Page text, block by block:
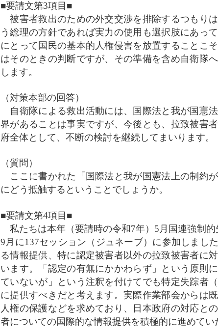
■要請文第3項目■
被害者救出のための外交交渉を排除するつもり
う総理の方針であれば実力の使用も選択肢にあっ
にとって国民の基本的人権侵害を放置することこ
はそのときの判断ですが、その準備を含め自衛隊
します。
（対策本部の回答）
自衛隊による救出活動には、国際法と我が国憲
界があることは事実ですが、今後とも、拉致被害
府全体として、不断の検討を継続してまいります。
（質問）
ここに書かれた「国際法と我が国憲法上の制約
にどう抵触するということでしょうか。
■要請文第4項目■
私たちは本年（要請時の令和7年）5月国連強制的
9月に137セッション（ジュネーブ）に参加しまし
る情報提供、特に認定被害者以外の拉致被害者に
います。「認定の有無にかかわらず」という原則
ていないが」という注釈を付けてでも特定失踪者
に提供すべきだと考えます。実際作業部会からは
人権の保護などを求めており、日本政府の対応と
者についての国際的な情報提供を積極的に進めてい